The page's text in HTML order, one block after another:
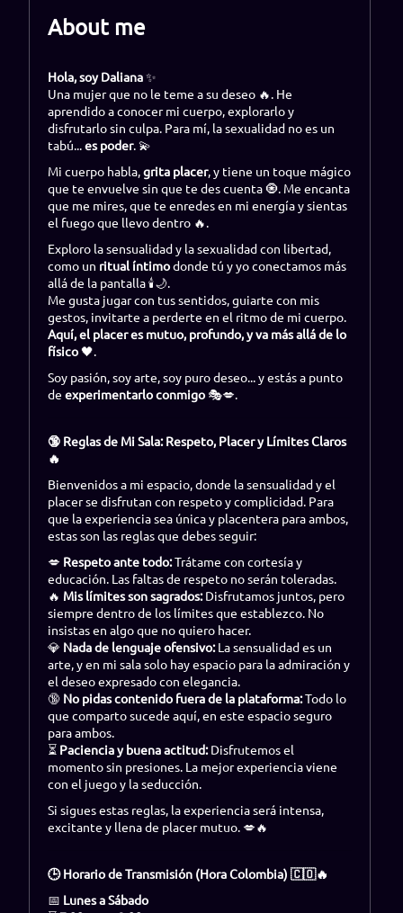
About me
Hola, soy Daliana✨
Una mujer que no le teme a su deseo 🔥. He
aprendido a conocer mi cuerpo, explorarlo y
disfrutarlo sin culpa. Para mí, la sexualidad no es un
tabú... es poder. 💫
Mi cuerpo habla, grita placer, y tiene un toque mágico
que te envuelve sin que te des cuenta 🧿. Me encanta
que me mires, que te enredes en mi energía y sientas
el fuego que llevo dentro 🔥.
Exploro la sensualidad y la sexualidad con libertad,
como un ritual íntimodonde tú y yo conectamos más
allá de la pantalla 🕯️🌙.
Me gusta jugar con tus sentidos, guiarte con mis
gestos, invitarte a perderte en el ritmo de mi cuerpo.
Aquí, el placer es mutuo, profundo, y va más allá de lo
físico🖤.
Soy pasión, soy arte, soy puro deseo... y estás a punto
de experimentarlo conmigo 🎭💋.
🔞 Reglas de Mi Sala: Respeto, Placer y Límites Claros
🔥
Bienvenidos a mi espacio, donde la sensualidad y el
placer se disfrutan con respeto y complicidad. Para
que la experiencia sea única y placentera para ambos,
estas son las reglas que debes seguir:
💋 Respeto ante todo:Trátame con cortesía y
educación. Las faltas de respeto no serán toleradas.
🔥 Mis límites son sagrados:Disfrutamos juntos, pero
siempre dentro de los límites que establezco. No
insistas en algo que no quiero hacer.
💎 Nada de lenguaje ofensivo:La sensualidad es un
arte, y en mi sala solo hay espacio para la admiración y
el deseo expresado con elegancia.
🔞 No pidas contenido fuera de la plataforma:Todo lo
que comparto sucede aquí, en este espacio seguro
para ambos.
⏳ Paciencia y buena actitud:Disfrutemos el
momento sin presiones. La mejor experiencia viene
con el juego y la seducción.
Si sigues estas reglas, la experiencia será intensa,
excitante y llena de placer mutuo. 💋🔥
🕒 Horario de Transmisión (Hora Colombia) 🇨🇴🔥
📅 Lunes a Sábado